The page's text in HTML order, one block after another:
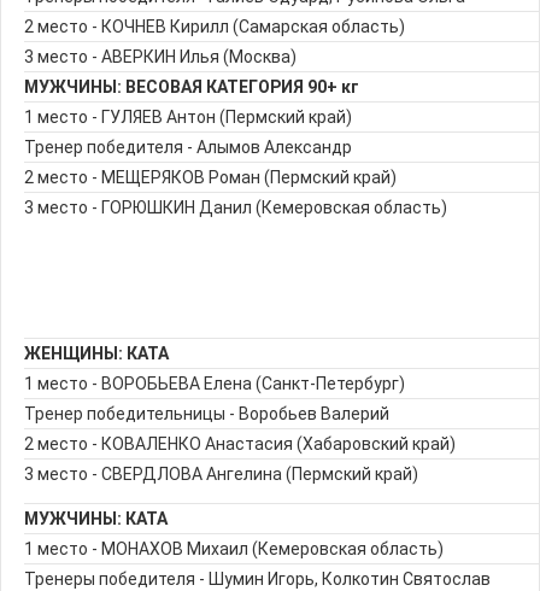
2 место - КОЧНЕВ Кирилл (Самарская область)
3 место - АВЕРКИН Илья (Москва)
МУЖЧИНЫ: ВЕСОВАЯ КАТЕГОРИЯ 90+ кг
1 место - ГУЛЯЕВ Антон (Пермский край)
Тренер победителя - Алымов Александр
2 место - МЕЩЕРЯКОВ Роман (Пермский край)
3 место - ГОРЮШКИН Данил (Кемеровская область)
ЖЕНЩИНЫ: КАТА
1 место - ВОРОБЬЕВА Елена (Санкт-Петербург)
Тренер победительницы - Воробьев Валерий
2 место - КОВАЛЕНКО Анастасия (Хабаровский край)
3 место - СВЕРДЛОВА Ангелина (Пермский край)
МУЖЧИНЫ: КАТА
1 место - МОНАХОВ Михаил (Кемеровская область)
Тренеры победителя - Шумин Игорь, Колкотин Святослав